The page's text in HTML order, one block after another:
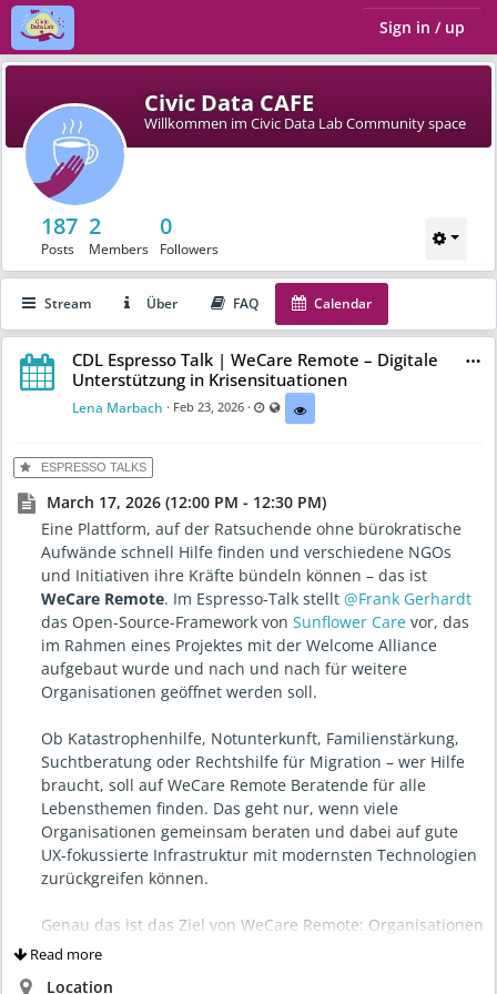
Sign in / up
Civic Data CAFE
Willkommen im Civic Data Lab Community space
187
Posts
2
Members
0
Followers
Stream Über FAQ Calendar
CDL Espresso Talk | WeCare Remote – Digitale
Unterstützung in Krisensituationen
Lena Marbach · Feb 23, 2026 · Last updated Mar 11, 2026 - 10:16 AM
Visible also to unregistered users
ESPRESSO TALKS
March 17, 2026 (12:00 PM - 12:30 PM)
Eine Plattform, auf der Ratsuchende ohne bürokratische
Aufwände schnell Hilfe finden und verschiedene NGOs
und Initiativen ihre Kräfte bündeln können – das ist
WeCare Remote. Im Espresso-Talk stellt @Frank Gerhardt
das Open-Source-Framework von Sunflower Care vor, das
im Rahmen eines Projektes mit der Welcome Alliance
aufgebaut wurde und nach und nach für weitere
Organisationen geöffnet werden soll.
Ob Katastrophenhilfe, Notunterkunft, Familienstärkung,
Suchtberatung oder Rechtshilfe für Migration – wer Hilfe
braucht, soll auf WeCare Remote Beratende für alle
Lebensthemen finden. Das geht nur, wenn viele
Organisationen gemeinsam beraten und dabei auf gute
UX-fokussierte Infrastruktur mit modernsten Technologien
zurückgreifen können.
Genau das ist das Ziel von WeCare Remote: Organisationen
besser zu vernetzen, repetitive Aufgaben zu reduzieren
Read more
Location